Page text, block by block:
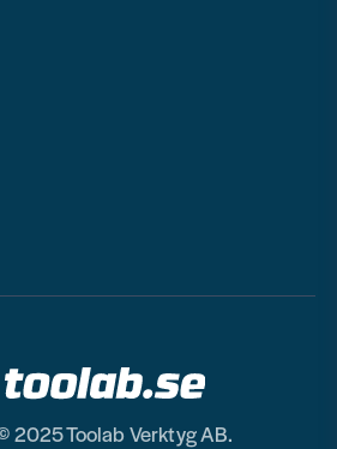
2025 Toolab Verktyg AB.